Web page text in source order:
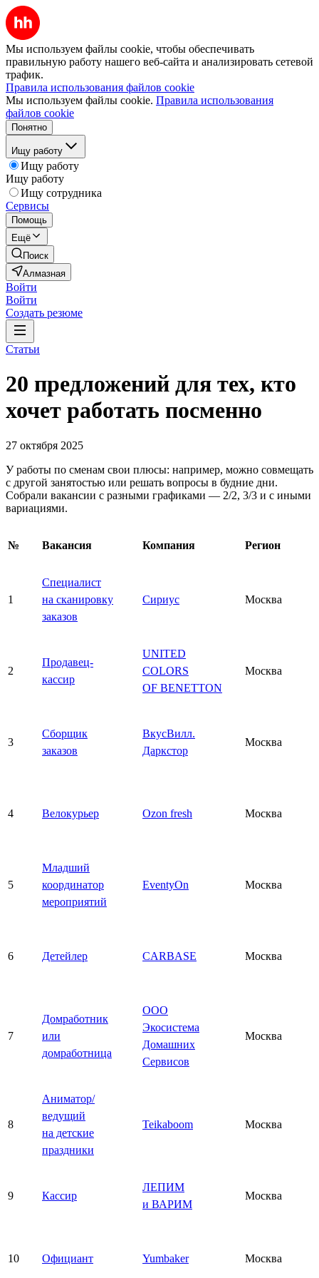
Мы используем файлы cookie, чтобы обеспечивать
правильную работу нашего веб-сайта и анализировать сетевой
трафик.
Правила использования файлов cookie
Мы используем файлы cookie. Правила использования
файлов cookie
Понятно
Ищу работу
Ищу работу
Ищу работу
Ищу сотрудника
Сервисы
Помощь
Ещё
Поиск
Алмазная
Войти
Войти
Создать резюме
Статьи
20 предложений для тех, кто
хочет работать посменно
27 октября 2025
У работы по сменам свои плюсы: например, можно совмещать
с другой занятостью или решать вопросы в будние дни.
Собрали вакансии с разными графиками — 2/2, 3/3 и с иными
вариациями.
№ Вакансия Компания Регион
1
Специалист
на сканировку
заказов
Сириус Москва
2
Продавец-
кассир
UNITED
COLORS
OF BENETTON
Москва
3
Сборщик
заказов
ВкусВилл.
Даркстор
Москва
4 Велокурьер Ozon fresh Москва
5
Младший
координатор
мероприятий
EventyOn Москва
6 Детейлер CARBASE Москва
7
Домработник
или
домработница
ООО
Экосистема
Домашних
Сервисов
Москва
8
Аниматор/
ведущий
на детские
праздники
Teikaboom Москва
9 Кассир
ЛЕПИМ
и ВАРИМ
Москва
10 Официант Yumbaker Москва